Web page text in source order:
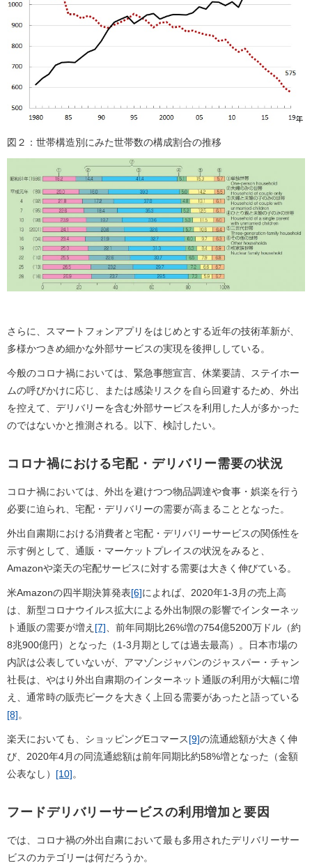
図２：世帯構造別にみた世帯数の構成割合の推移
さらに、スマートフォンアプリをはじめとする近年の技術革新が、
多様かつきめ細かな外部サービスの実現を後押ししている。
今般のコロナ禍においては、緊急事態宣言、休業要請、ステイホー
ムの呼びかけに応じ、または感染リスクを自ら回避するため、外出
を控えて、デリバリーを含む外部サービスを利用した人が多かった
のではないかと推測される。以下、検討したい。
コロナ禍における宅配・デリバリー需要の状況
コロナ禍においては、外出を避けつつ物品調達や食事・娯楽を行う
必要に迫られ、宅配・デリバリーの需要が高まることとなった。
外出自粛期における消費者と宅配・デリバリーサービスの関係性を
示す例として、通販・マーケットプレイスの状況をみると、
Amazonや楽天の宅配サービスに対する需要は大きく伸びている。
米Amazonの四半期決算発表[6]によれば、2020年1-3月の売上高
は、新型コロナウイルス拡大による外出制限の影響でインターネッ
ト通販の需要が増え [7] 、前年同期比26%増の754億5200万ドル（約
8兆900億円）となった（1-3月期としては過去最高）。日本市場の
内訳は公表していないが、アマゾンジャパンのジャスパー・チャン
社長は、やはり外出自粛期のインターネット通販の利用が大幅に増
え、通常時の販売ピークを大きく上回る需要があったと語っている
[8]。
楽天においても、ショッピングEコマース[9]の流通総額が大きく伸
び、2020年4月の同流通総額は前年同期比約58%増となった（金額
公表なし） [10]。
フードデリバリーサービスの利用増加と要因
では、コロナ禍の外出自粛において最も多用されたデリバリーサー
ビスのカテゴリーは何だろうか。